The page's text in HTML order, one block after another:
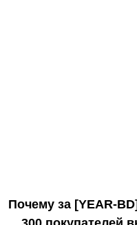
Почему за [YEAR-